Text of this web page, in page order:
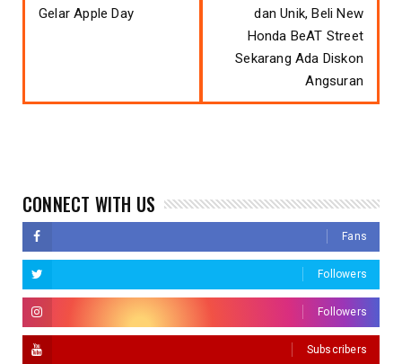
Gelar Apple Day
dan Unik, Beli New
Honda BeAT Street
Sekarang Ada Diskon
Angsuran
CONNECT WITH US
Fans
Followers
Followers
Subscribers